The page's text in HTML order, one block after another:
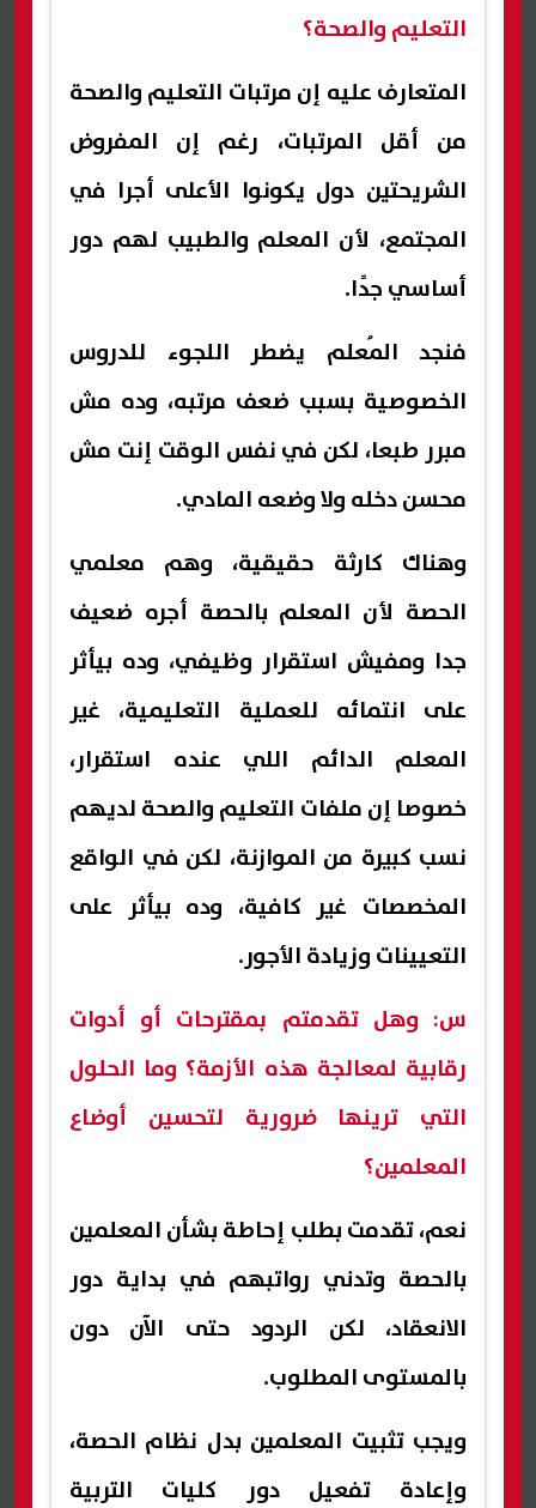
التعليم والصحة؟
المتعارف عليه إن مرتبات التعليم والصحة
من أقل المرتبات، رغم إن المفروض
الشريحتين دول يكونوا الأعلى أجرا في
المجتمع، لأن المعلم والطبيب لهم دور
أساسي جدًا.
فنجد المُعلم يضطر اللجوء للدروس
الخصوصية بسبب ضعف مرتبه، وده مش
مبرر طبعا، لكن في نفس الوقت إنت مش
محسن دخله ولا وضعه المادي.
وهناك كارثة حقيقية، وهم معلمي
الحصة لأن المعلم بالحصة أجره ضعيف
جدا ومفيش استقرار وظيفي، وده بيأثر
على انتمائه للعملية التعليمية، غير
المعلم الدائم اللي عنده استقرار،
خصوصا إن ملفات التعليم والصحة لديهم
نسب كبيرة من الموازنة، لكن في الواقع
المخصصات غير كافية، وده بيأثر على
التعيينات وزيادة الأجور.
س: وهل تقدمتم بمقترحات أو أدوات
رقابية لمعالجة هذه الأزمة؟ وما الحلول
التي ترينها ضرورية لتحسين أوضاع
المعلمين؟
نعم، تقدمت بطلب إحاطة بشأن المعلمين
بالحصة وتدني رواتبهم في بداية دور
الانعقاد، لكن الردود حتى الآن دون
بالمستوى المطلوب.
ويجب تثبيت المعلمين بدل نظام الحصة،
وإعادة تفعيل دور كليات التربية